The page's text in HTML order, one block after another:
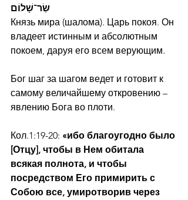
שַׂר־שָׁלוֹם
Князь мира (шалома). Царь покоя. Он
владеет истинным и абсолютным
покоем, даруя его всем верующим.
Бог шаг за шагом ведет и готовит к
самому величайшему откровению –
явлению Бога во плоти.
Кол.1:19-20: «ибо благоугодно было
[Отцу], чтобы в Нем обитала
всякая полнота, и чтобы
посредством Его примирить с
Собою все, умиротворив через